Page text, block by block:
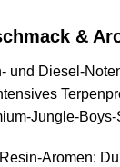
&
und